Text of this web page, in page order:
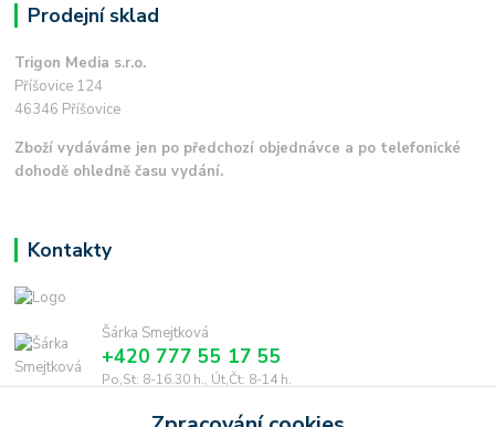
Prodejní sklad
Trigon Media s.r.o.
Příšovice 124
46346 Příšovice
Zboží vydáváme jen po předchozí objednávce a po telefonické
dohodě ohledně času vydání.
Kontakty
Šárka Smejtková
+420 777 55 17 55
Po,St: 8-16.30 h., Út,Čt: 8-14 h.
smejtkova@trigonmedia.cz